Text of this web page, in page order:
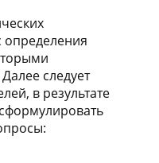
определения
следует
в результате